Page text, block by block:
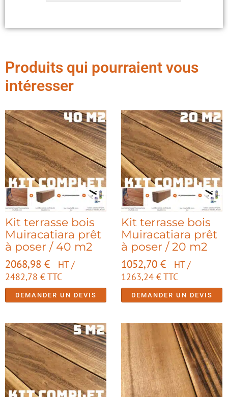
Produits qui pourraient vous
intéresser
Kit terrasse bois
Muiracatiara prêt
à poser / 40 m2
2068,98 €
HT /
2482,78 €TTC
DEMANDER UN DEVIS
Kit terrasse bois
Muiracatiara prêt
à poser / 20 m2
1052,70 €
HT /
1263,24 €TTC
DEMANDER UN DEVIS